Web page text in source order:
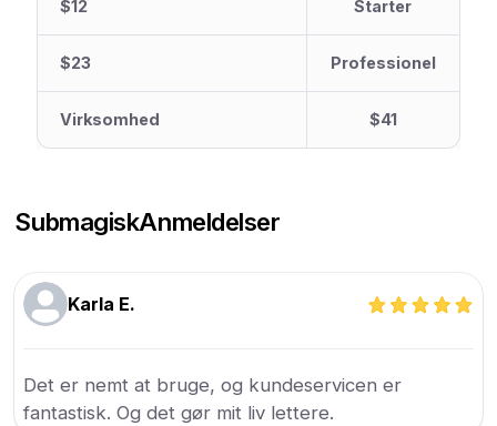
$12 Starter
$23 Professionel
Virksomhed $41
SubmagiskAnmeldelser
Karla E.
Det er nemt at bruge, og kundeservicen er
fantastisk. Og det gør mit liv lettere.